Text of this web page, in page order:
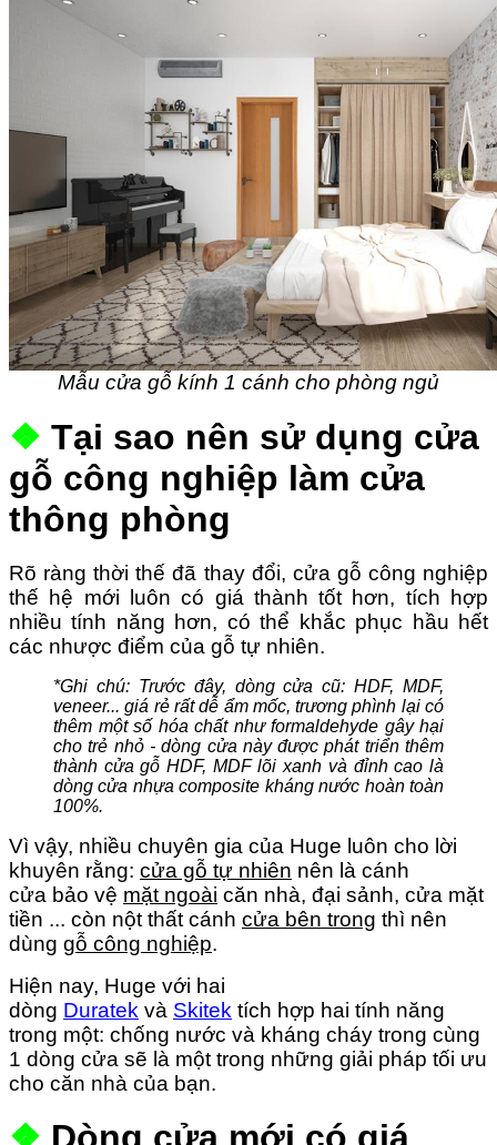
Mẫu cửa gỗ kính 1 cánh cho phòng ngủ
❖ Tại sao nên sử dụng cửa
gỗ công nghiệp làm cửa
thông phòng
Rõ ràng thời thế đã thay đổi, cửa gỗ công nghiệp
thế hệ mới luôn có giá thành tốt hơn, tích hợp
nhiều tính năng hơn, có thể khắc phục hầu hết
các nhược điểm của gỗ tự nhiên.
*Ghi chú: Trước đây, dòng cửa cũ: HDF, MDF,
veneer... giá rẻ rất dễ ẩm mốc, trương phình lại có
thêm một số hóa chất như formaldehyde gây hại
cho trẻ nhỏ - dòng cửa này được phát triển thêm
thành cửa gỗ HDF, MDF lõi xanh và đỉnh cao là
dòng cửa nhựa composite kháng nước hoàn toàn
100%.
Vì vậy, nhiều chuyên gia của Huge luôn cho lời
khuyên rằng: cửa gỗ tự nhiên nên là cánh
cửa bảo vệ mặt ngoài căn nhà, đại sảnh, cửa mặt
tiền ... còn nột thất cánh cửa bên trong thì nên
dùng gỗ công nghiệp.
Hiện nay, Huge với hai
dòng Duratek và Skitek tích hợp hai tính năng
trong một: chống nước và kháng cháy trong cùng
1 dòng cửa sẽ là một trong những giải pháp tối ưu
cho căn nhà của bạn.